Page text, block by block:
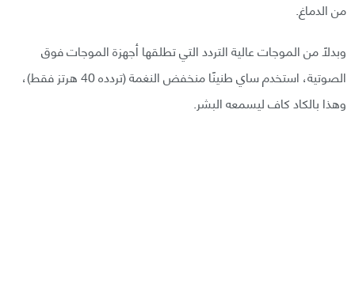
من الدماغ.
وبدلًا من الموجات عالية التردد التي تطلقها أجهزة الموجات فوق
الصوتية، استخدم ساي طنينًا منخفض النغمة (تردده 40 هرتز فقط)،
وهذا بالكاد كاف ليسمعه البشر.